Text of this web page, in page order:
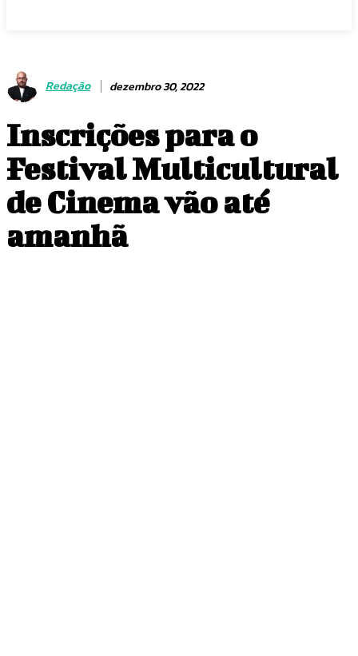
Redação dezembro 30, 2022
Inscrições para o
Festival Multicultural
de Cinema vão até
amanhã